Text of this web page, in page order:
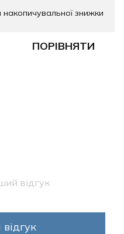
знижки
ПОРІВНЯТИ
відгук